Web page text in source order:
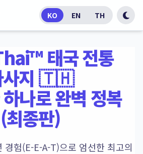
KO EN TH
태국 전통
사지 🇹🇭
하나로 완벽 정복
(최종판)
경험(E-E-A-T)으로 엄선한 최고의